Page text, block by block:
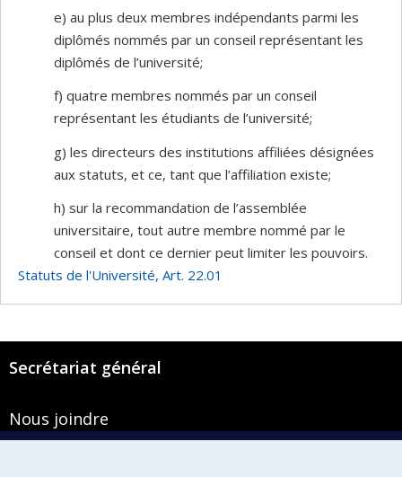
e) au plus deux membres indépendants parmi les
diplômés nommés par un conseil représentant les
diplômés de l’université;
f) quatre membres nommés par un conseil
représentant les étudiants de l’université;
g) les directeurs des institutions affiliées désignées
aux statuts, et ce, tant que l’affiliation existe;
h) sur la recommandation de l’assemblée
universitaire, tout autre membre nommé par le
conseil et dont ce dernier peut limiter les pouvoirs.
Statuts de l'Université, Art. 22.01
Secrétariat général
Nous joindre